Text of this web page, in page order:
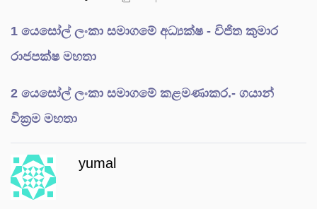
1 යෙසෝල් ලංකා සමාගමේ අධ්‍යක්ෂ - විජිත කුමාර
රාජපක්ෂ මහතා
2 යෙසෝල් ලංකා සමාගමේ කළමණාකර.- ගයාන්
වික්‍රම මහතා
yumal